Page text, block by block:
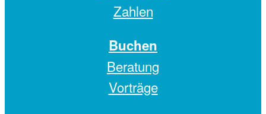
Zahlen
Buchen
Beratung
Vorträge